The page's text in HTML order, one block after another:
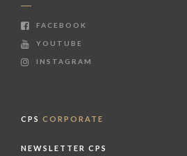
FACEBOOK
YOUTUBE
INSTAGRAM
CPS CORPORATE
NEWSLETTER CPS